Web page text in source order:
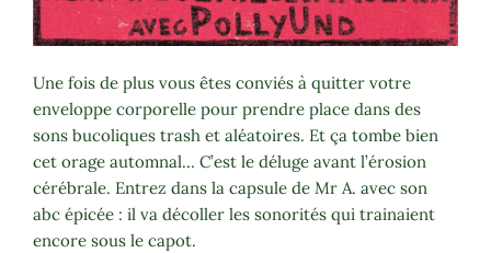
Une fois de plus vous êtes conviés à quitter votre
enveloppe corporelle pour prendre place dans des
sons bucoliques trash et aléatoires. Et ça tombe bien
cet orage automnal… C’est le déluge avant l’érosion
cérébrale. Entrez dans la capsule de Mr A. avec son
abc épicée : il va décoller les sonorités qui trainaient
encore sous le capot.